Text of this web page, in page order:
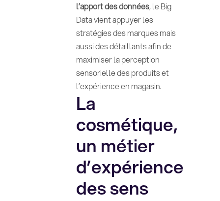
l’apport des données, le Big
Data vient appuyer les
stratégies des marques mais
aussi des détaillants afin de
maximiser la perception
sensorielle des produits et
l’expérience en magasin.
La
cosmétique,
un métier
d’expérience
des sens